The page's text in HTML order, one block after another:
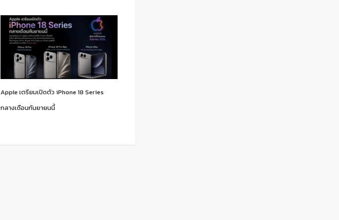
Apple เตรียมเปิดตัว iPhone 18 Series
กลางเดือนกันยายนนี้